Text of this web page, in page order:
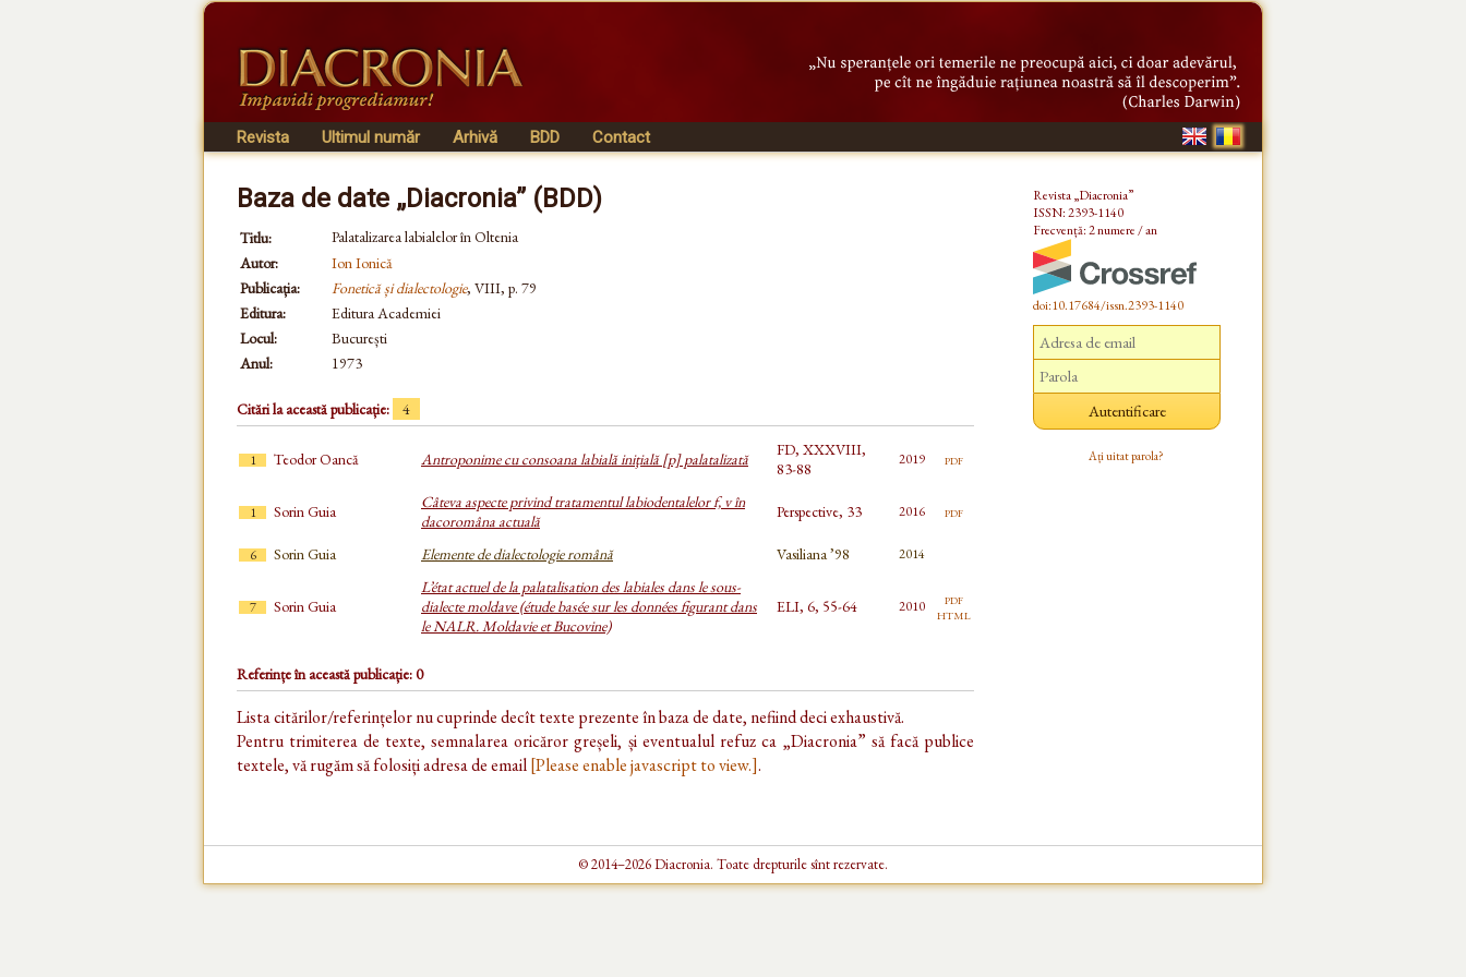
Revista Ultimul număr Arhivă BDD Contact
Baza de date „Diacronia” (BDD)
Titlu:
Palatalizarea labialelor în Oltenia
Autor:
Ion Ionică
Publicația:
Fonetică și dialectologie, VIII, p. 79
Editura:
Editura Academiei
Locul:
București
Anul:
1973
Citări la această publicație: 4
1 Teodor Oancă Antroponime cu consoana labială iniţială [p] palatalizată
FD, XXXVIII,
83-88
2019 pdf
1 Sorin Guia
Câteva aspecte privind tratamentul labiodentalelor f, v în
dacoromâna actuală
Perspective, 33 2016 pdf
6 Sorin Guia Elemente de dialectologie română Vasiliana ’98 2014
7 Sorin Guia
L’état actuel de la palatalisation des labiales dans le sous-
dialecte moldave (étude basée sur les données figurant dans
le NALR. Moldavie et Bucovine)
ELI, 6, 55-64 2010 pdf
html
Referințe în această publicație: 0
Lista citărilor/referințelor nu cuprinde decît texte prezente în baza de date, nefiind deci exhaustivă.
Pentru trimiterea de texte, semnalarea oricăror greșeli, și eventualul refuz ca „Diacronia” să facă publice
textele, vă rugăm să folosiți adresa de email[Please enable javascript to view.].
Revista „Diacronia”
ISSN: 2393-1140
Frecvență: 2 numere / an
doi:10.17684/issn.2393-1140
Ați uitat parola?
© 2014–2026 Diacronia. Toate drepturile sînt rezervate.